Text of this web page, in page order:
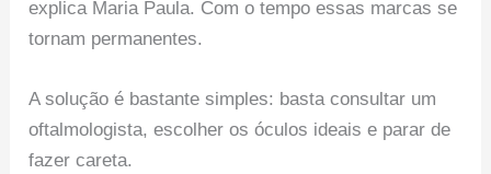
explica Maria Paula. Com o tempo essas marcas se
tornam permanentes.
A solução é bastante simples: basta consultar um
oftalmologista, escolher os óculos ideais e parar de
fazer careta.